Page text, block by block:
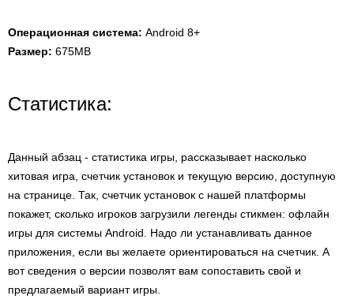
Операционная система: Android 8+
Размер: 675MB
Статистика:
Данный абзац - статистика игры, рассказывает насколько
хитовая игра, счетчик установок и текущую версию, доступную
на странице. Так, счетчик установок с нашей платформы
покажет, сколько игроков загрузили легенды стикмен: офлайн
игры для системы Android. Надо ли устанавливать данное
приложения, если вы желаете ориентироваться на счетчик. А
вот сведения о версии позволят вам сопоставить свой и
предлагаемый вариант игры.